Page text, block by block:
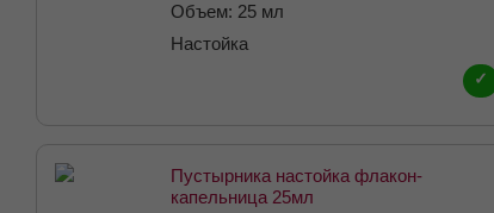
Объем: 25 мл
Настойка
✓
Пустырника настойка флакон-
капельница 25мл